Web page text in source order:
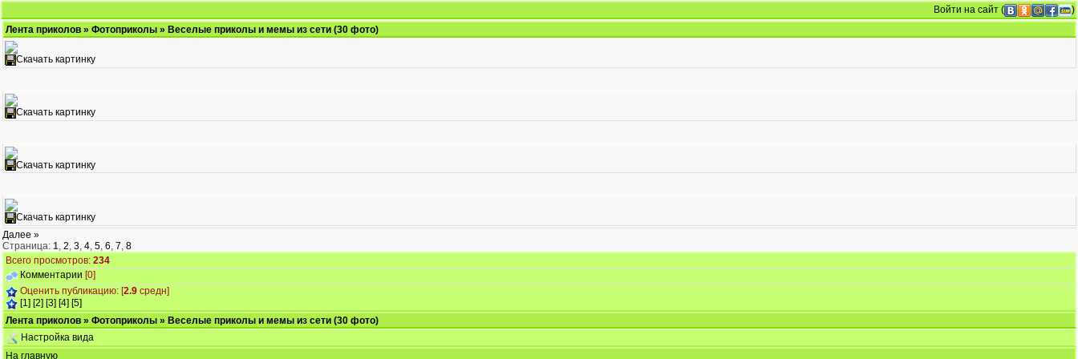
Войти на сайт (
)
Лента приколов » Фотоприколы » Веселые приколы и мемы из сети (30 фото)
Скачать картинку
Скачать картинку
Скачать картинку
Скачать картинку
Далее »
Страница: 1, 2, 3, 4, 5, 6, 7, 8
Всего просмотров: 234
Комментарии [0]
Оценить публикацию: [2.9 средн]
[1] [2] [3] [4] [5]
Лента приколов » Фотоприколы » Веселые приколы и мемы из сети (30 фото)
Настройка вида
На главную